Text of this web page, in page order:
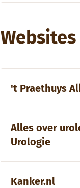
't Praethuys
Alles over
Urologie
Kanker.nl